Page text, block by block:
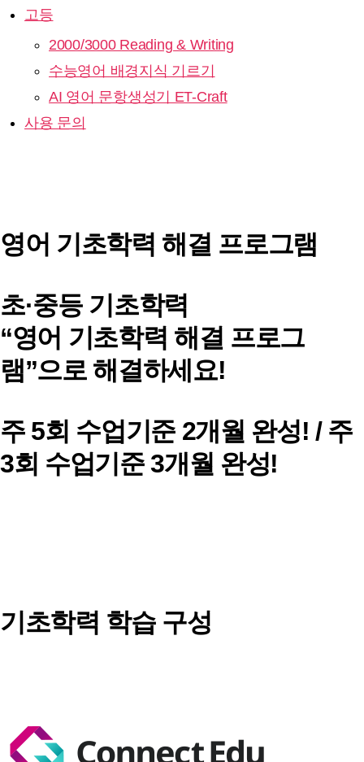
고등
2000/3000 Reading & Writing
수능영어 배경지식 기르기
AI 영어 문항생성기 ET-Craft
사용 문의
영어 기초학력 해결 프로그램
초·중등 기초학력
“영어 기초학력 해결 프로그
램”으로 해결하세요!
주 5회 수업기준 2개월 완성! / 주
3회 수업기준 3개월 완성!
기초학력 학습 구성